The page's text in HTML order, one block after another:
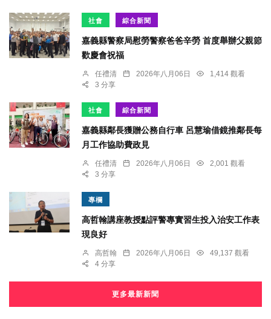
社會 綜合新聞
嘉義縣警察局慰勞警察爸爸辛勞 首度舉辦父親節
歡慶會祝福
任禮清 2026年八月06日
1,414 觀看
3 分享
社會 綜合新聞
嘉義縣鄰長獲贈公務自行車 呂慧瑜借鏡推鄰長每
月工作協助費政見
任禮清 2026年八月06日
2,001 觀看
3 分享
專欄
高哲翰講座教授點評警專實習生投入治安工作表
現良好
高哲翰 2026年八月06日
49,137 觀看
4 分享
更多最新新聞